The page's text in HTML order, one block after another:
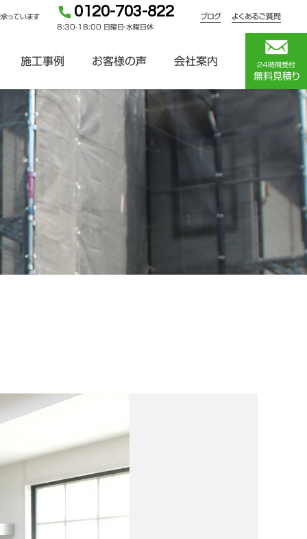
っています 0120-703-822
8:30-18:00 日曜日・水曜日休
ブログ よくあるご質問
施工事例 お客様の声 会社案内 24時間受付
無料見積り